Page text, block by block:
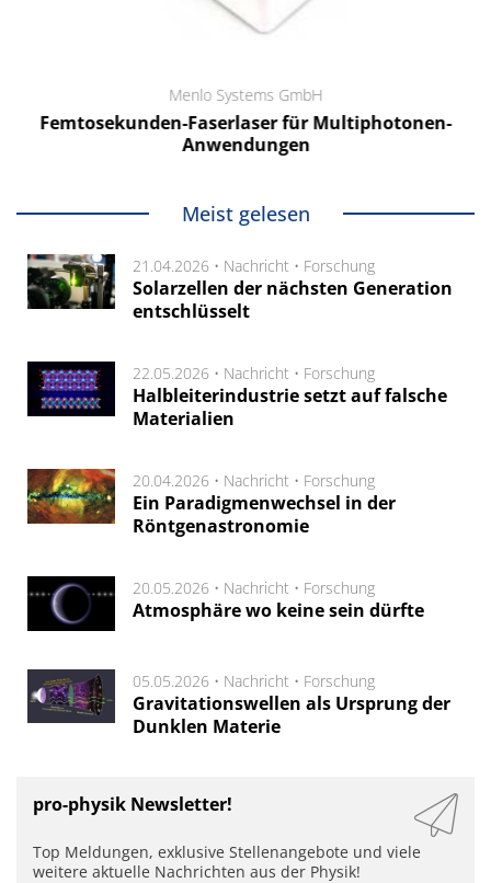
Menlo Systems GmbH
Femtosekunden-Faserlaser für Multiphotonen-
Anwendungen
Meist gelesen
21.04.2026 • Nachricht • Forschung
Solarzellen der nächsten Generation
entschlüsselt
22.05.2026 • Nachricht • Forschung
Halbleiterindustrie setzt auf falsche
Materialien
20.04.2026 • Nachricht • Forschung
Ein Paradigmenwechsel in der
Röntgenastronomie
20.05.2026 • Nachricht • Forschung
Atmosphäre wo keine sein dürfte
05.05.2026 • Nachricht • Forschung
Gravitationswellen als Ursprung der
Dunklen Materie
pro-physik Newsletter!
Top Meldungen, exklusive Stellenangebote und viele
weitere aktuelle Nachrichten aus der Physik!